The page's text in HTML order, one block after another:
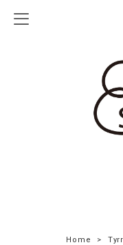
Home